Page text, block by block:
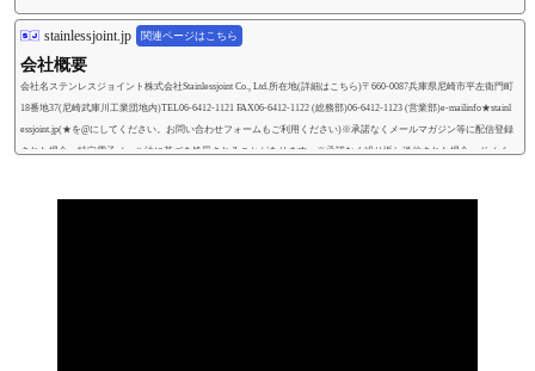
stainlessjoint.jp 関連ページはこちら
会社概要
会社名ステンレスジョイント株式会社Stainlessjoint Co., Ltd.所在地(詳細はこちら)〒660-0087兵庫県尼崎市平左衛門町
18番地37(尼崎武庫川工業団地内)TEL06-6412-1121 FAX06-6412-1122 (総務部)06-6412-1123 (営業部)e-mailinfo★stainl
essjoint.jp(★を@にしてください。お問い合わせフォームもご利用ください)※承諾なくメールマガジン等に配信登録
された場合、特定電子メール法に基づき処罰されることがあります。※承諾なく繰り返し送信された場合、ドメイ